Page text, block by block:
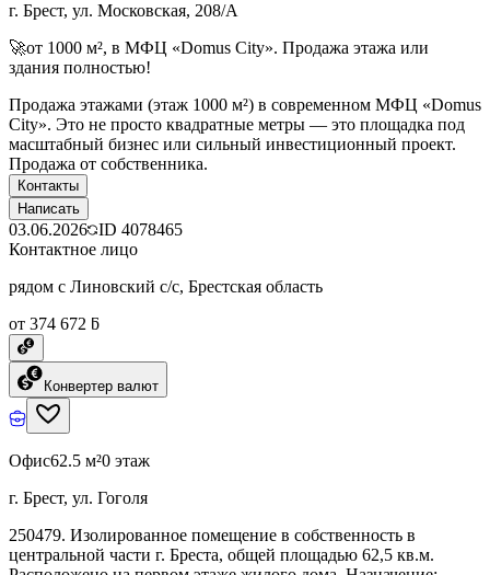
г. Брест, ул. Московская, 208/А
🚀от 1000 м², в МФЦ «Domus City». Продажа этажа или
здания полностью!
Продажа этажами (этаж 1000 м²) в современном МФЦ «Domus
City». Это не просто квадратные метры — это площадка под
масштабный бизнес или сильный инвестиционный проект.
Продажа от собственника.
Контакты
Написать
03.06.2026 ID 4078465
Контактное лицо
рядом с Линовский с/с, Брестская область
от 374 672 ƃ
Конвертер валют
Офис62.5 м²0 этаж
г. Брест, ул. Гоголя
250479. Изолированное помещение в собственность в
центральной части г. Бреста, общей площадью 62,5 кв.м.